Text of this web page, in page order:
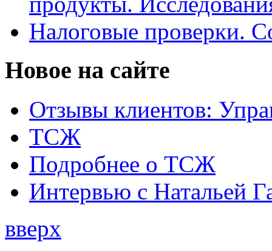
Налоговые проверки.
Новое на сайте
Отзывы клиентов:
ТСЖ
Подробнее о ТСЖ
Интервью с Натальей
вверх